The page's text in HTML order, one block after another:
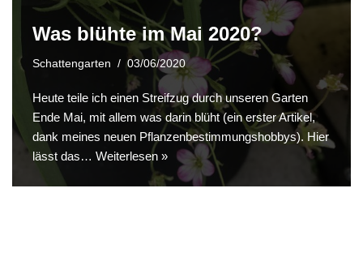
Was blühte im Mai 2020?
Schattengarten 03/06/2020
Heute teile ich einen Streifzug durch unseren Garten
Ende Mai, mit allem was darin blüht (ein erster Artikel,
dank meines neuen Pflanzenbestimmungshobbys). Hier
lässt das… Weiterlesen »